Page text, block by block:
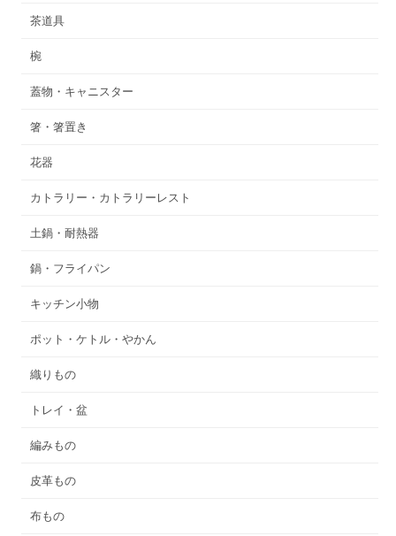
茶道具
椀
蓋物・キャニスター
箸・箸置き
花器
カトラリー・カトラリーレスト
土鍋・耐熱器
鍋・フライパン
キッチン小物
ポット・ケトル・やかん
織りもの
トレイ・盆
編みもの
皮革もの
布もの